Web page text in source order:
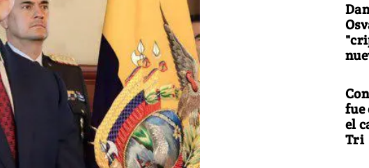
fue
el
Tri